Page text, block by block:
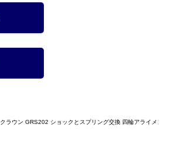
クラウン GRS202 ショックとスプリング交換 四輪アライメン